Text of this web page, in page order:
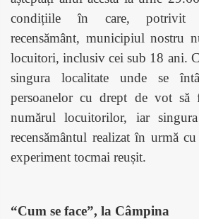
condițiile în care, potrivit
recensământ, municipiul nostru
locuitori, inclusiv cei sub 18 ani.
singura localitate unde se
persoanelor cu drept de vot să
numărul locuitorilor, iar
recensământul realizat în urmă
experiment tocmai reușit.
“Cum se face”, la Câmpina